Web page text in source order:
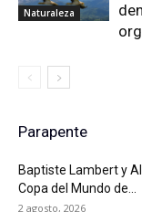
Naturaleza
Parapente
Baptiste Lambert y
Copa del Mundo de...
2 agosto, 2026